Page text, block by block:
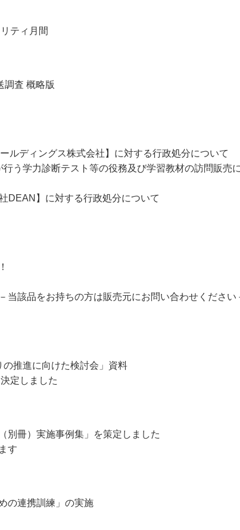
ティ月間
調査 概略版
ルディングス株式会社】に対する行政処分について
う学力診断テスト等の役務及び学習教材の訪問販売
DEAN】に対する行政処分について
当該品をお持ちの方は販売元にお問い合わせください
推進に向けた検討会」資料
定しました
別冊）実施事例集」を策定しました
す
の連携訓練」の実施